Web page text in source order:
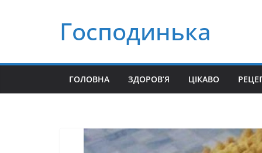
Господинька
ГОЛОВНА ЗДОРОВ’Я ЦІКАВО